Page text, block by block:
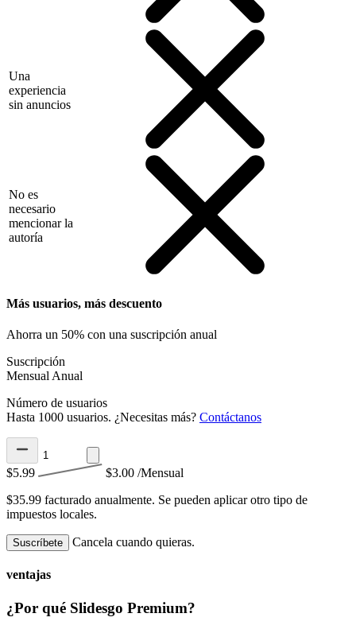
Una
experiencia
sin anuncios
No es
necesario
mencionar la
autoría
Más usuarios, más descuento
Ahorra un 50% con una suscripción anual
Suscripción
Mensual Anual
Número de usuarios
Hasta 1000 usuarios. ¿Necesitas más? Contáctanos
$5.99 $3.00 /Mensual
$35.99 facturado anualmente. Se pueden aplicar otro tipo de
impuestos locales.
Suscríbete Cancela cuando quieras.
ventajas
¿Por qué Slidesgo Premium?